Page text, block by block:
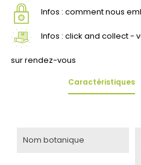
Infos : comment nous
Infos : click and collect -
sur rendez-vous
Caractéristiques
Nom botanique